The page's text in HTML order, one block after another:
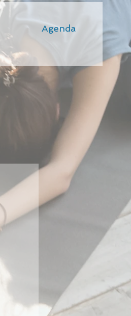
Agenda